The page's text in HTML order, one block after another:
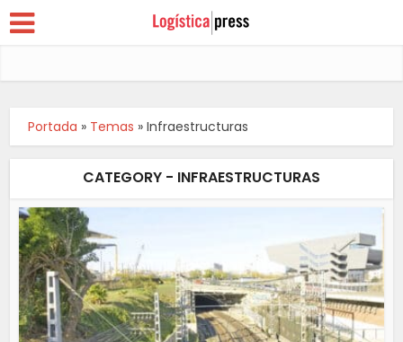
Portada » Temas »Infraestructuras
CATEGORY - INFRAESTRUCTURAS